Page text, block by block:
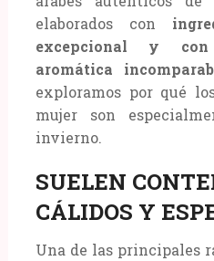
elaborados con
excepcional y
aromática
exploramos por qué
mujer son
invierno.
SUELEN
CÁLIDOS Y
Una de las principales